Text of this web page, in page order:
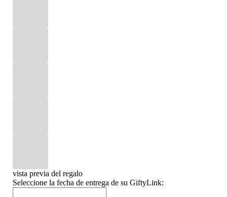
vista previa del regalo
Seleccione la fecha de entrega de su GiftyLink: